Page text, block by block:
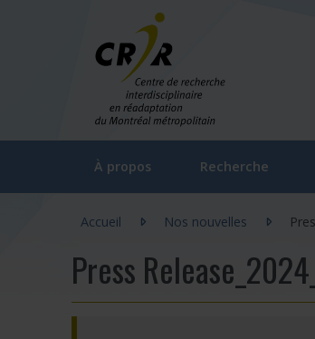
Aller directement au contenu
À propos
Gouvernance du CRIR (CGC)
Notre équipe
Recherche
Axes et unités
Laboratoires /
Accueil
Nos nouvelles
Press